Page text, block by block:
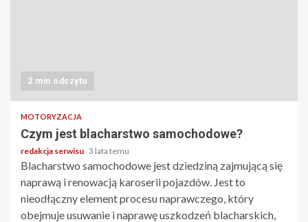
2 min odczytu
MOTORYZACJA
Czym jest blacharstwo samochodowe?
redakcja serwisu 3 lata temu
Blacharstwo samochodowe jest dziedziną zajmującą się
naprawą i renowacją karoserii pojazdów. Jest to
nieodłączny element procesu naprawczego, który
obejmuje usuwanie i naprawę uszkodzeń blacharskich,